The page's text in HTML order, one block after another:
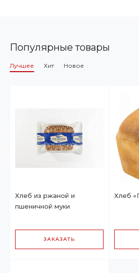
Популярные товары
Лучшее Хит Новое
Хлеб из ржаной и
пшеничной муки
ЗАКАЗАТЬ
Хлеб